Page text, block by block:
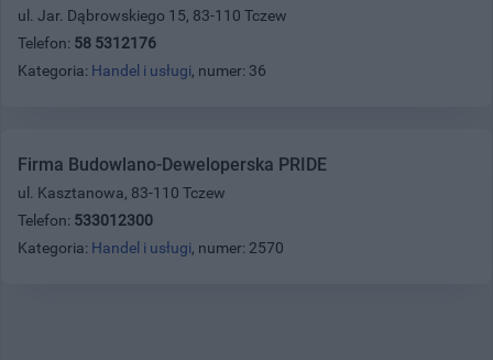
ul. Jar. Dąbrowskiego 15, 83-110 Tczew
Telefon: 58 5312176
Kategoria: Handel i usługi, numer: 36
Firma Budowlano-Deweloperska PRIDE
ul. Kasztanowa, 83-110 Tczew
Telefon: 533012300
Kategoria: Handel i usługi, numer: 2570